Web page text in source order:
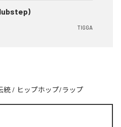
TIGGA
統 / ヒップホップ/ラップ